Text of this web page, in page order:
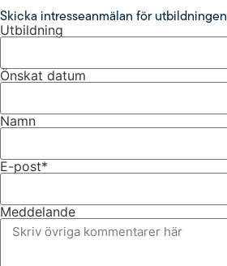
Skicka intresseanmälan för utbildningen
Utbildning
Önskat datum
Namn
E-post*
Meddelande